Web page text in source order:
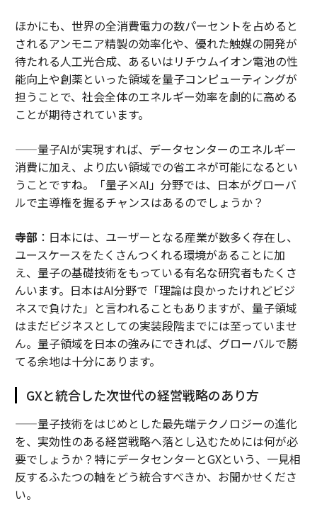
ほかにも、世界の全消費電力の数パーセントを占めると
されるアンモニア精製の効率化や、優れた触媒の開発が
待たれる人工光合成、あるいはリチウムイオン電池の性
能向上や創薬といった領域を量子コンピューティングが
担うことで、社会全体のエネルギー効率を劇的に高める
ことが期待されています。
——量子AIが実現すれば、データセンターのエネルギー
消費に加え、より広い領域での省エネが可能になるとい
うことですね。「量子×AI」分野では、日本がグローバ
ルで主導権を握るチャンスはあるのでしょうか？
寺部 ：日本には、ユーザーとなる産業が数多く存在し、
ユースケースをたくさんつくれる環境があることに加
え、量子の基礎技術をもっている有名な研究者もたくさ
んいます。日本はAI分野で「理論は良かったけれどビジ
ネスで負けた」と言われることもありますが、量子領域
はまだビジネスとしての実装段階までには至っていませ
ん。量子領域を日本の強みにできれば、グローバルで勝
てる余地は十分にあります。
GXと統合した次世代の経営戦略のあり方
——量子技術をはじめとした最先端テクノロジーの進化
を、実効性のある経営戦略へ落とし込むためには何が必
要でしょうか？特にデータセンターとGXという、一見相
反するふたつの軸をどう統合すべきか、お聞かせくださ
い。